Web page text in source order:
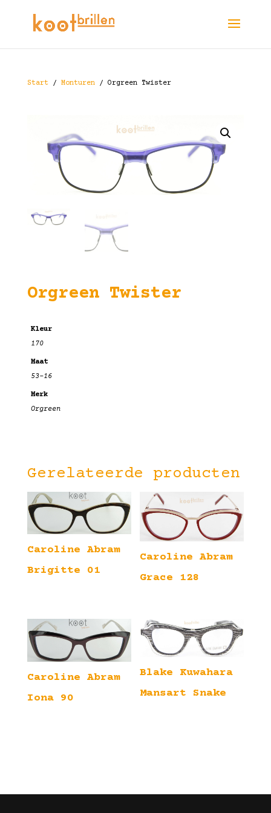
Start/ Monturen/ Orgreen Twister
Orgreen Twister
Kleur
170
Maat
53-16
Merk
Orgreen
Gerelateerde producten
Caroline Abram
Brigitte 01
Caroline Abram
Grace 128
Caroline Abram
Iona 90
Blake Kuwahara
Mansart Snake